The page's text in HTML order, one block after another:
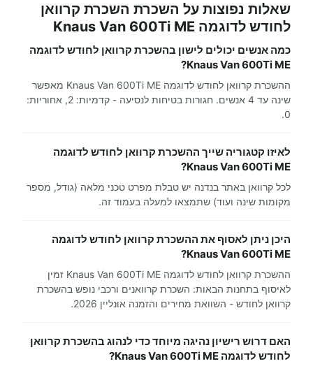
שאלות נפוצות על השכרת השכרת קרוואן
לחודש לדוגמה Knaus Van 600Ti ME
כמה אנשים יכולים לישון בהשכרת קרוואן לחודש לדוגמה
Knaus Van 600Ti ME?
ההשכרת קרוואן לחודש לדוגמה Knaus Van 600Ti ME מאפשר
שינה עד 4 אנשים. חגורות בטיחות לנסיעה - קדמיות: 2, אחוריות:
0.
לאיזו קטגוריה שייך ההשכרת קרוואן לחודש לדוגמה
Knaus Van 600Ti ME?
לכל קרוואן באתר בנדנה יש טבלת מפרט טכני מלאה (גודל, מספר
מקומות שינה ועוד) שתמצאו למעלה בעמוד זה.
היכן ניתן לאסוף את ההשכרת קרוואן לחודש לדוגמה
Knaus Van 600Ti ME?
ההשכרת קרוואן לחודש לדוגמה Knaus Van 600Ti ME זמין
לאיסוף בתחנות הבאות: השכרת קרוואנים ורכבי נופש בהשכרת
קרוואן לחודש - השוואת מחירים והזמנה אונליין 2026.
האם דרוש רישיון נהיגה מיוחד כדי לנהוג בהשכרת קרוואן
לחודש לדוגמה Knaus Van 600Ti ME?